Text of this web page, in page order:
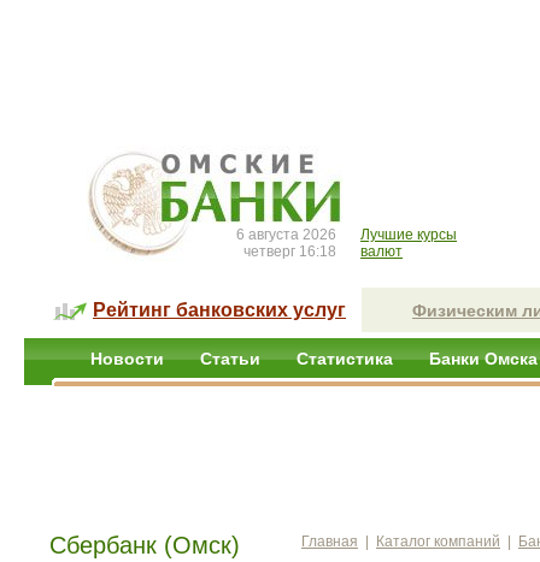
6 августа 2026
четверг 16:18
Лучшие курсы
валют
Рейтинг банковских услуг Физическим
Новости Статьи Статистика Банки Омска
Сбербанк (Омск) Главная Каталог компаний